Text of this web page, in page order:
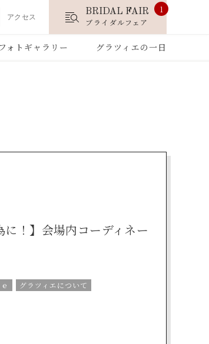
アクセス
BRIDAL FAIR
ブライダルフェア
1
フォトギャラリー グラツィエの一日
に！】会場内コーディネー
グラツィエについて